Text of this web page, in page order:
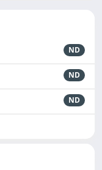
ND
ND
ND